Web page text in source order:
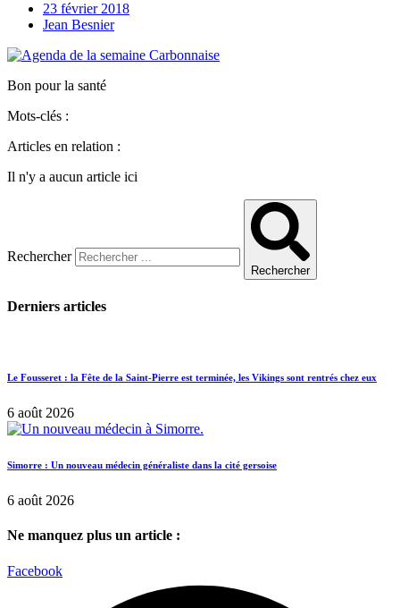
23 février 2018
Jean Besnier
Bon pour la santé
Mots-clés :
Articles en relation :
Il n'y a aucun article ici
Rechercher
Rechercher
Derniers articles
Le Fousseret : la Fête de la Saint-Pierre est terminée, les Vikings sont rentrés chez eux
6 août 2026
Simorre : Un nouveau médecin généraliste dans la cité gersoise
6 août 2026
Ne manquez plus un article :
Facebook